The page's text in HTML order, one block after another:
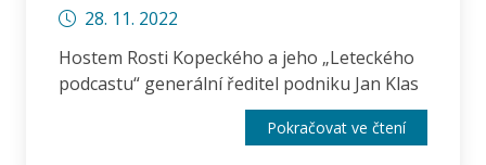
28. 11. 2022
Hostem Rosti Kopeckého a jeho „Leteckého
podcastu“ generální ředitel podniku Jan Klas
Pokračovat ve čtení